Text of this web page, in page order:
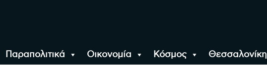
Παραπολιτικά Οικονομία Κόσμος Θεσσαλονίκη